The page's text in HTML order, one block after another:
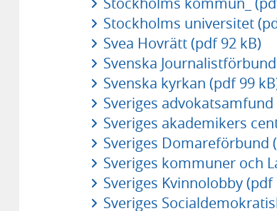
Stockholms universitet
Svea Hovrätt (pdf 92 kB)
Svenska
Svenska kyrkan (pdf 99
Sveriges advokatsamfund
Sveriges akademikers
Sveriges Domareförbund
Sveriges kommuner och
Sveriges Kvinnolobby (pdf
Sveriges